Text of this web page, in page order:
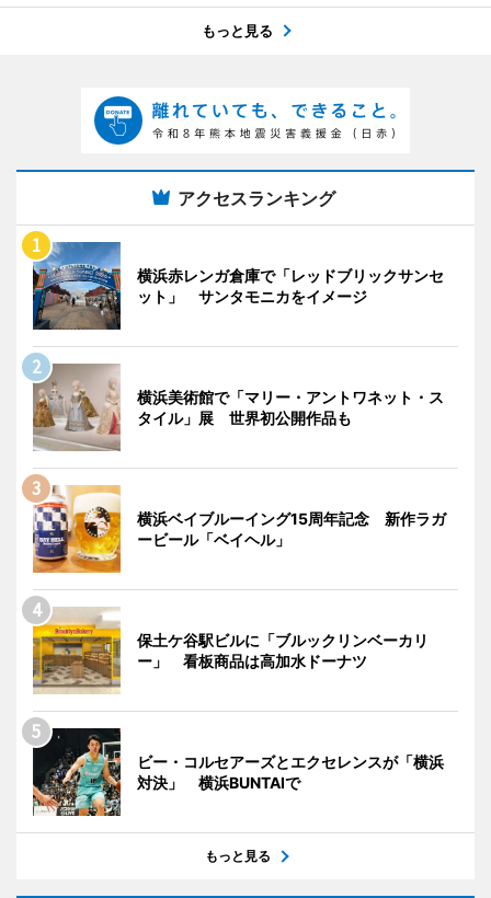
もっと見る
アクセスランキング
横浜赤レンガ倉庫で「レッドブリックサンセ
ット」 サンタモニカをイメージ
横浜美術館で「マリー・アントワネット・ス
タイル」展 世界初公開作品も
横浜ベイブルーイング15周年記念 新作ラガ
ービール「ベイヘル」
保土ケ谷駅ビルに「ブルックリンベーカリ
ー」 看板商品は高加水ドーナツ
ビー・コルセアーズとエクセレンスが「横浜
対決」 横浜BUNTAIで
もっと見る